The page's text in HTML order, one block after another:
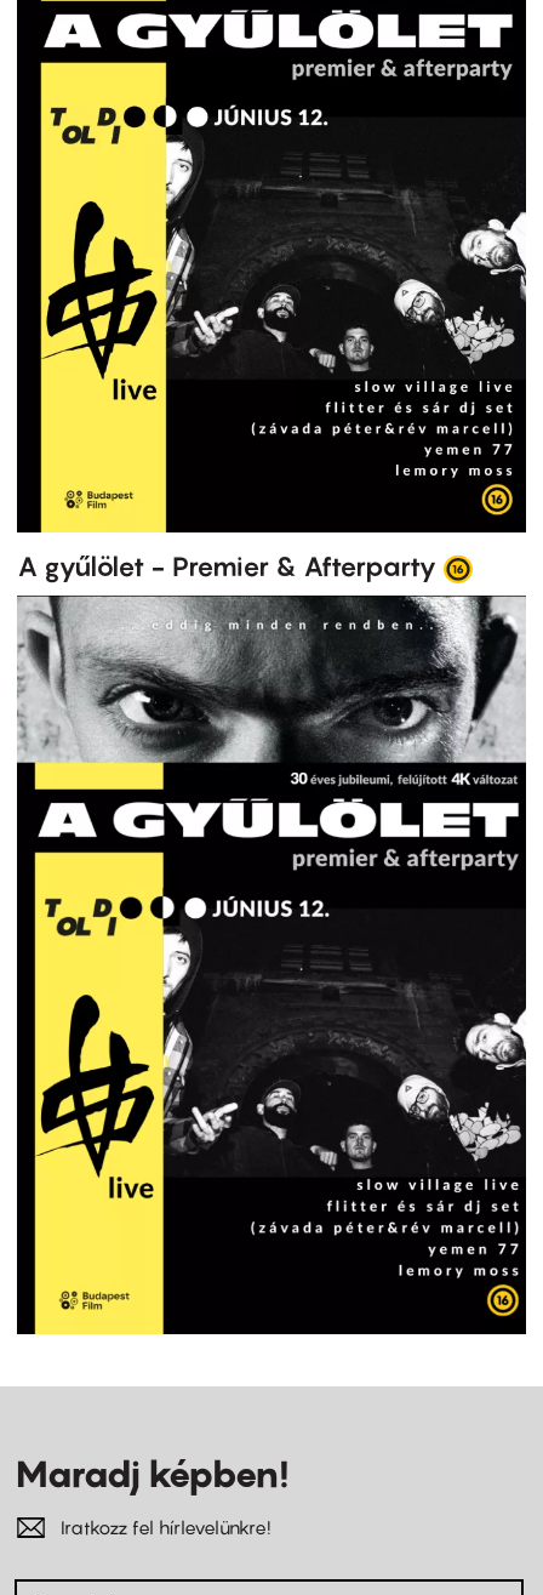
A gyűlölet - Premier & Afterparty
Maradj képben!
Iratkozz fel hírlevelünkre!